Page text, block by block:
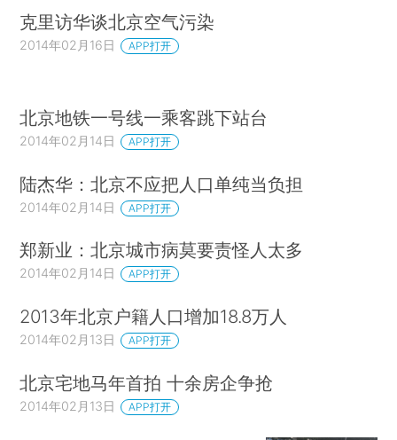
克里访华谈北京空气污染
2014年02月16日 APP打开
北京地铁一号线一乘客跳下站台
2014年02月14日 APP打开
陆杰华：北京不应把人口单纯当负担
2014年02月14日 APP打开
郑新业：北京城市病莫要责怪人太多
2014年02月14日 APP打开
2013年北京户籍人口增加18.8万人
2014年02月13日 APP打开
北京宅地马年首拍 十余房企争抢
2014年02月13日 APP打开